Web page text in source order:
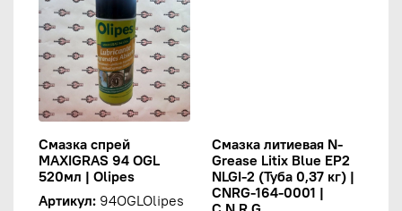
Смазка спрей
MAXIGRAS 94 OGL
520мл | Olipes
Артикул: 94OGLOlipes
Смазка литиевая N-
Grease Litix Blue EP2
NLGI-2 (Туба 0,37 кг) |
CNRG-164-0001 |